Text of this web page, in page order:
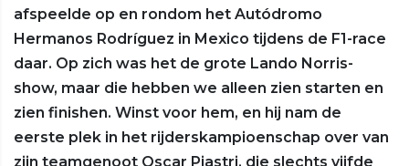
afspeelde op en rondom het Autódromo
Hermanos Rodríguez in Mexico tijdens de F1-race
daar. Op zich was het de grote Lando Norris-
show, maar die hebben we alleen zien starten en
zien finishen. Winst voor hem, en hij nam de
eerste plek in het rijderskampioenschap over van
zijn teamgenoot Oscar Piastri, die slechts vijfde